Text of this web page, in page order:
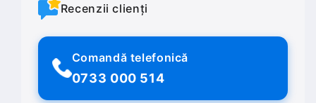
Recenzii clienți
Comandă telefonică
0733 000 514